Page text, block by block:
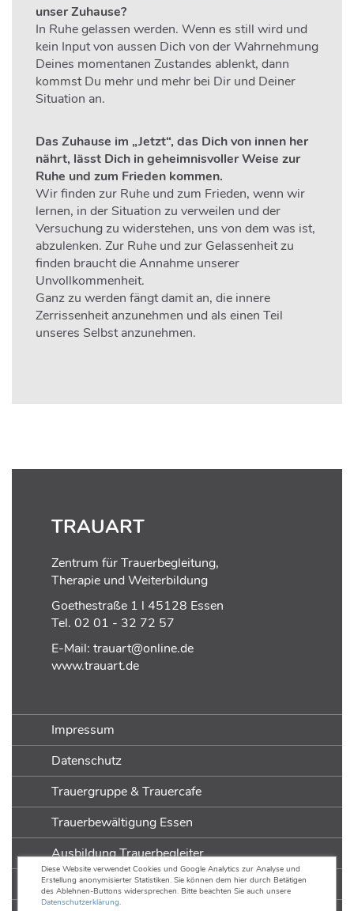
unser Zuhause?
In Ruhe gelassen werden. Wenn es still wird und
kein Input von aussen Dich von der Wahrnehmung
Deines momentanen Zustandes ablenkt, dann
kommst Du mehr und mehr bei Dir und Deiner
Situation an.
Das Zuhause im „Jetzt“, das Dich von innen her
nährt, lässt Dich in geheimnisvoller Weise zur
Ruhe und zum Frieden kommen.
Wir finden zur Ruhe und zum Frieden, wenn wir
lernen, in der Situation zu verweilen und der
Versuchung zu widerstehen, uns von dem was ist,
abzulenken. Zur Ruhe und zur Gelassenheit zu
finden braucht die Annahme unserer
Unvollkommenheit.
Ganz zu werden fängt damit an, die innere
Zerrissenheit anzunehmen und als einen Teil
unseres Selbst anzunehmen.
TRAUART
Zentrum für Trauerbegleitung,
Therapie und Weiterbildung
Goethestraße 1 l 45128 Essen
Tel. 02 01 - 32 72 57
E-Mail: trauart@online.de
www.trauart.de
Impressum
Datenschutz
Trauergruppe & Trauercafe
Trauerbewältigung Essen
Ausbildung Trauerbegleiter
Ausbildung Trauerarbeit
Diese Website verwendet Cookies und Google Analytics zur Analyse und
Erstellung anonymisierter Statistiken. Sie können dem hier durch Betätigen
des Ablehnen-Buttons widersprechen. Bitte beachten Sie auch unsere
Datenschutzerklärung.